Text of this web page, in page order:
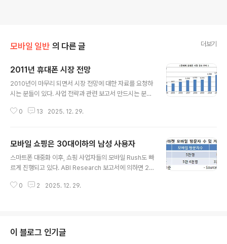
모바일 일반 의 다른 글 더보기
2011년 휴대폰 시장 전망
2010년이 마무리 되면서 시장 전망에 대한 자료를 요청하
시는 분들이 있다. 사업 전략과 관련 보고서 만드시는 분을
하고자 한다. 자료를 찾는 분들에게 조금이라도 도움이 되
가 안드로이드 단말 등장, 신흥 시장의 단말 소비 등으로 인
해 휴대폰 시장이 급성장을 하였다. 2010년 3분기까지의
휴대폰 누적 판매량은 11억 4,500만대로 전년동기대비 3
15억 8,800만대 정도까지 이를 것으로 예상된다. 휴대폰
0 13 2025. 12. 29.
모바일 쇼핑은 30대이하의 남성 사용자
스마트폰 대중화 이후, 쇼핑 사업자들의 모바일 Rush도 빠
르게 진행되고 있다. ABI Research 보고서에 의하면 20
성장할 것으로 전망되고 있다.국내 시장은 오픈 마켓을 중
하루 거래액이 3,000만원으로 약 10배 정도 성장하였다.
G마켓도 최근 아이패드용 앱을 출시하고 카드결제 서비스
0 2 2025. 12. 29.
이 블로그 인기글